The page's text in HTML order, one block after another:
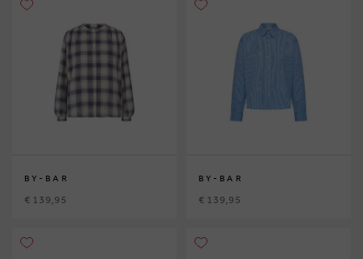
BY-BAR
€ 139,95
BY-BAR
€ 139,95